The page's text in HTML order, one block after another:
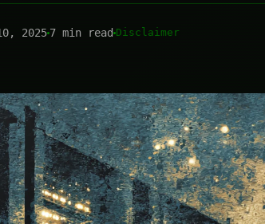
20257 min read Disclaimer